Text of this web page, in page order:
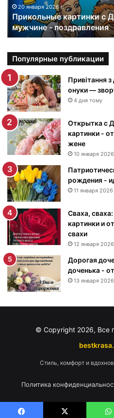
к
т
и
н
к
и
с
Д
н
м
р
о
ж
д
е
н
и
я
м
у
ж
ч
и
20 января 2026 г.
Прикольные картинки с
мужчине - поздравления
Популярные публикации
Привітання
онуки —
4 дня тому
Открытка с
картинки -
жене
10 января 2026
рождения -
11 января 2026
Сваха,
картинки и
свахи
12 января 2026
Дорогая
доченька -
13 января 2026
© Copyright 2026, Все
Стиль, комфорт и
Политика